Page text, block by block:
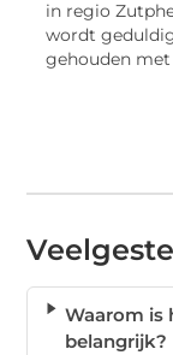
in regio
wordt
gehouden met
Waarom is
belangrijk?